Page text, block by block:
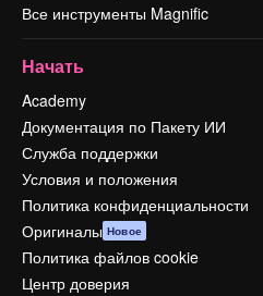
Все инструменты Magnific
Начать
Academy
Документация по Пакету ИИ
Служба поддержки
Условия и положения
Политика конфиденциальности
Оригиналы Новое
Политика файлов cookie
Центр доверия